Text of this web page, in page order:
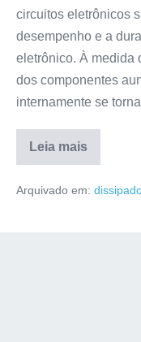
circuitos eletrônicos
desempenho e a
eletrônico. À medida
dos componentes
internamente se
Leia mais
Arquivado em: